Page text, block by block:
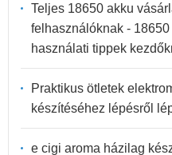
Teljes 18650 akku
felhasználóknak -
használati tippek
Praktikus ötletek
készítéséhez lépésről
e cigi aroma házilag